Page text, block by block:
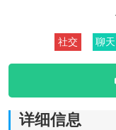
社交 聊天
详细信息